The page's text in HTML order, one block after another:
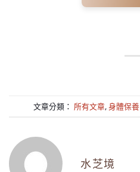
文章分類： 所有文章,身體保養
水芝境